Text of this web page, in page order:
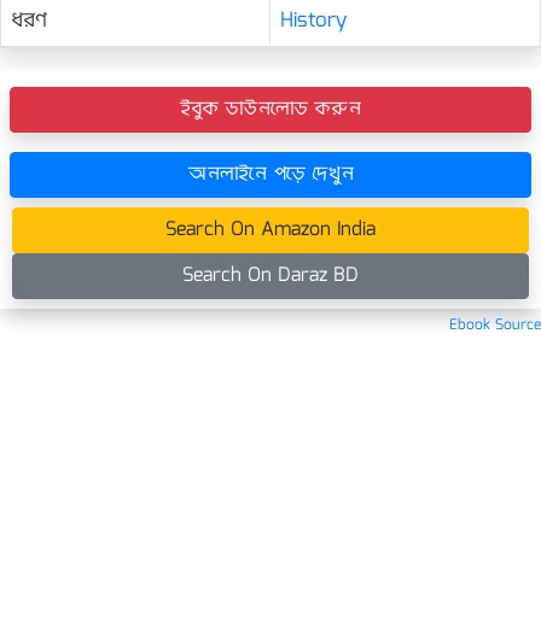
ধরণ
History
ইবুক ডাউনলোড করুন
অনলাইনে পড়ে দেখুন
Search On Amazon India
Search On Daraz BD
Ebook Source